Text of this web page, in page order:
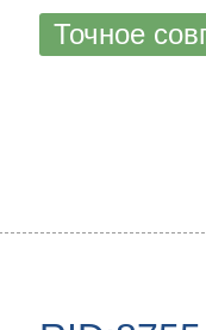
Точное